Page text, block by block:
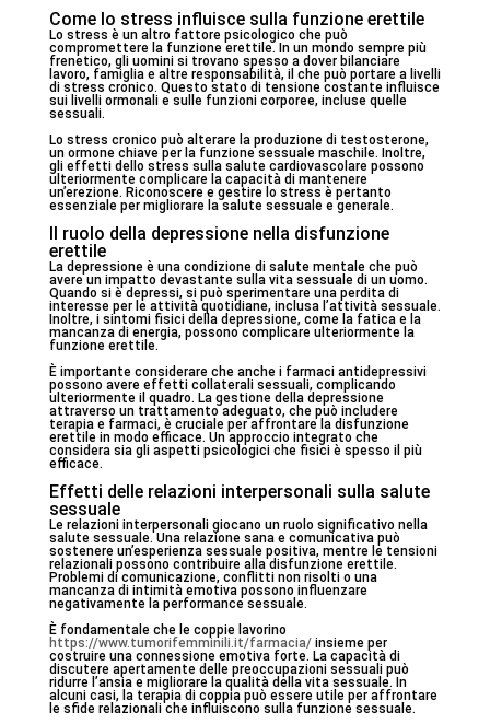
Come lo stress influisce sulla funzione erettile
Lo stress è un altro fattore psicologico che può
compromettere la funzione erettile. In un mondo sempre più
frenetico, gli uomini si trovano spesso a dover bilanciare
lavoro, famiglia e altre responsabilità, il che può portare a livelli
di stress cronico. Questo stato di tensione costante influisce
sui livelli ormonali e sulle funzioni corporee, incluse quelle
sessuali.
Lo stress cronico può alterare la produzione di testosterone,
un ormone chiave per la funzione sessuale maschile. Inoltre,
gli effetti dello stress sulla salute cardiovascolare possono
ulteriormente complicare la capacità di mantenere
un’erezione. Riconoscere e gestire lo stress è pertanto
essenziale per migliorare la salute sessuale e generale.
Il ruolo della depressione nella disfunzione
erettile
La depressione è una condizione di salute mentale che può
avere un impatto devastante sulla vita sessuale di un uomo.
Quando si è depressi, si può sperimentare una perdita di
interesse per le attività quotidiane, inclusa l’attività sessuale.
Inoltre, i sintomi fisici della depressione, come la fatica e la
mancanza di energia, possono complicare ulteriormente la
funzione erettile.
È importante considerare che anche i farmaci antidepressivi
possono avere effetti collaterali sessuali, complicando
ulteriormente il quadro. La gestione della depressione
attraverso un trattamento adeguato, che può includere
terapia e farmaci, è cruciale per affrontare la disfunzione
erettile in modo efficace. Un approccio integrato che
considera sia gli aspetti psicologici che fisici è spesso il più
efficace.
Effetti delle relazioni interpersonali sulla salute
sessuale
Le relazioni interpersonali giocano un ruolo significativo nella
salute sessuale. Una relazione sana e comunicativa può
sostenere un’esperienza sessuale positiva, mentre le tensioni
relazionali possono contribuire alla disfunzione erettile.
Problemi di comunicazione, conflitti non risolti o una
mancanza di intimità emotiva possono influenzare
negativamente la performance sessuale.
È fondamentale che le coppie lavorino
https://www.tumorifemminili.it/farmacia/insieme per
costruire una connessione emotiva forte. La capacità di
discutere apertamente delle preoccupazioni sessuali può
ridurre l’ansia e migliorare la qualità della vita sessuale. In
alcuni casi, la terapia di coppia può essere utile per affrontare
le sfide relazionali che influiscono sulla funzione sessuale.